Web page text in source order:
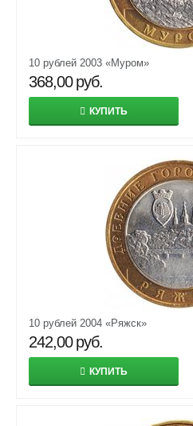
10 рублей 2003 «Муром»
368,00 руб.
КУПИТЬ
10 рублей 2004 «Ряжск»
242,00 руб.
КУПИТЬ